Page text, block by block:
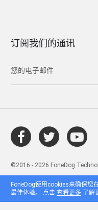
订阅我们的通讯
©2016 - 2026 FoneDog
FoneDog使用cookies来确保您
最佳体验。 点击查看更多 了解